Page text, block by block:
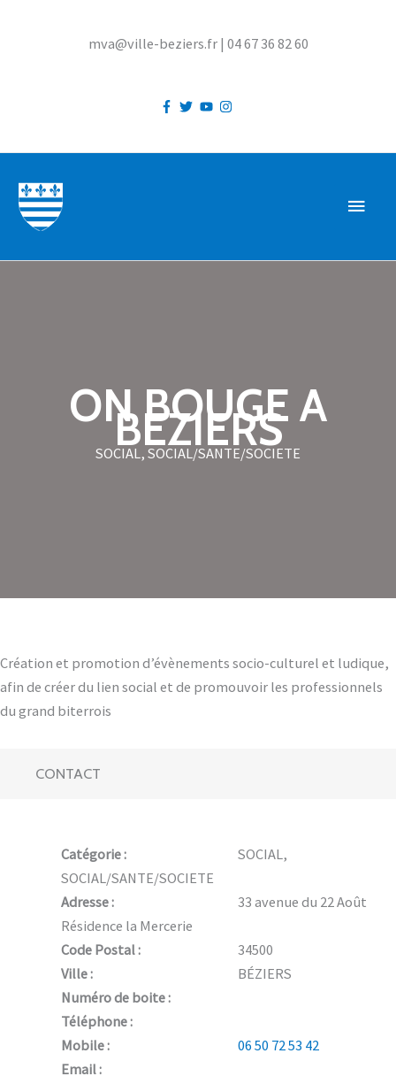
mva@ville-beziers.fr | 04 67 36 82 60
ON BOUGE A
BEZIERS
SOCIAL, SOCIAL/SANTE/SOCIETE
Création et promotion d’évènements socio-culturel et ludique,
afin de créer du lien social et de promouvoir les professionnels
du grand biterrois
CONTACT
Catégorie :
SOCIAL,
SOCIAL/SANTE/SOCIETE
Adresse :
33 avenue du 22 Août
Résidence la Mercerie
Code Postal :
34500
Ville :
BÉZIERS
Numéro de boite :
Téléphone :
Mobile :
06 50 72 53 42
Email :